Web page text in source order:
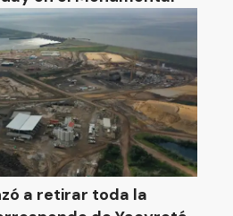
a retirar toda la